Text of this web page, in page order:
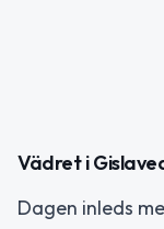
Vädret i
Dagen inleds